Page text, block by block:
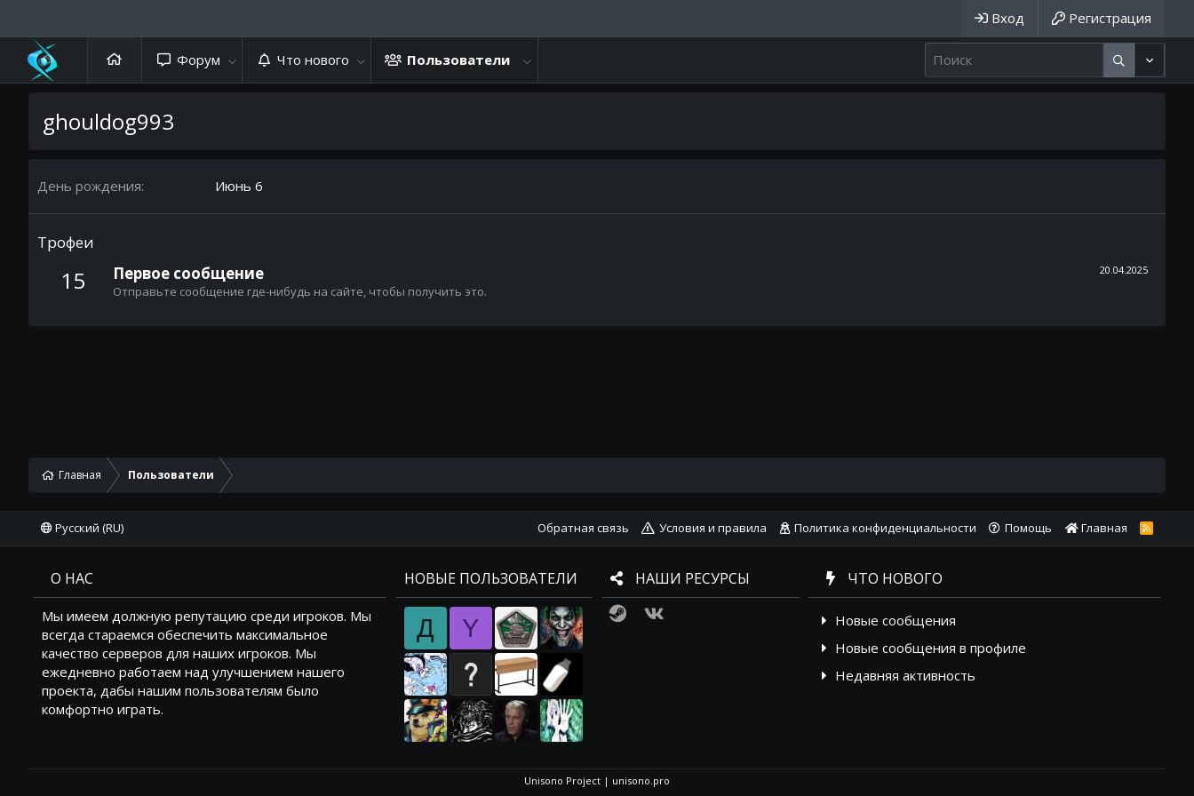
Вход Регистрация
Форум Что нового Пользователи
ghouldog993
День рождения Июнь 6
Трофеи
15 20.04.2025
Первое сообщение
Отправьте сообщение где-нибудь на сайте, чтобы получить это.
Главная Пользователи
Русский (RU) Обратная связь Условия и правила Политика конфиденциальности Помощь Главная
R
О НАС
Мы имеем должную репутацию среди игроков. Мы
всегда стараемся обеспечить максимальное
качество серверов для наших игроков. Мы
ежедневно работаем над улучшением нашего
проекта, дабы нашим пользователям было
комфортно играть.
НОВЫЕ ПОЛЬЗОВАТЕЛИ
Д Y
НАШИ РЕСУРСЫ
Steam
ЧТО НОВОГО
Новые сообщения
Новые сообщения в профиле
Недавняя активность
Unisono Project | unisono.pro